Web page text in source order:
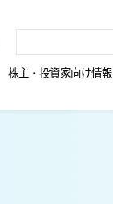
株主・投資家向け情報